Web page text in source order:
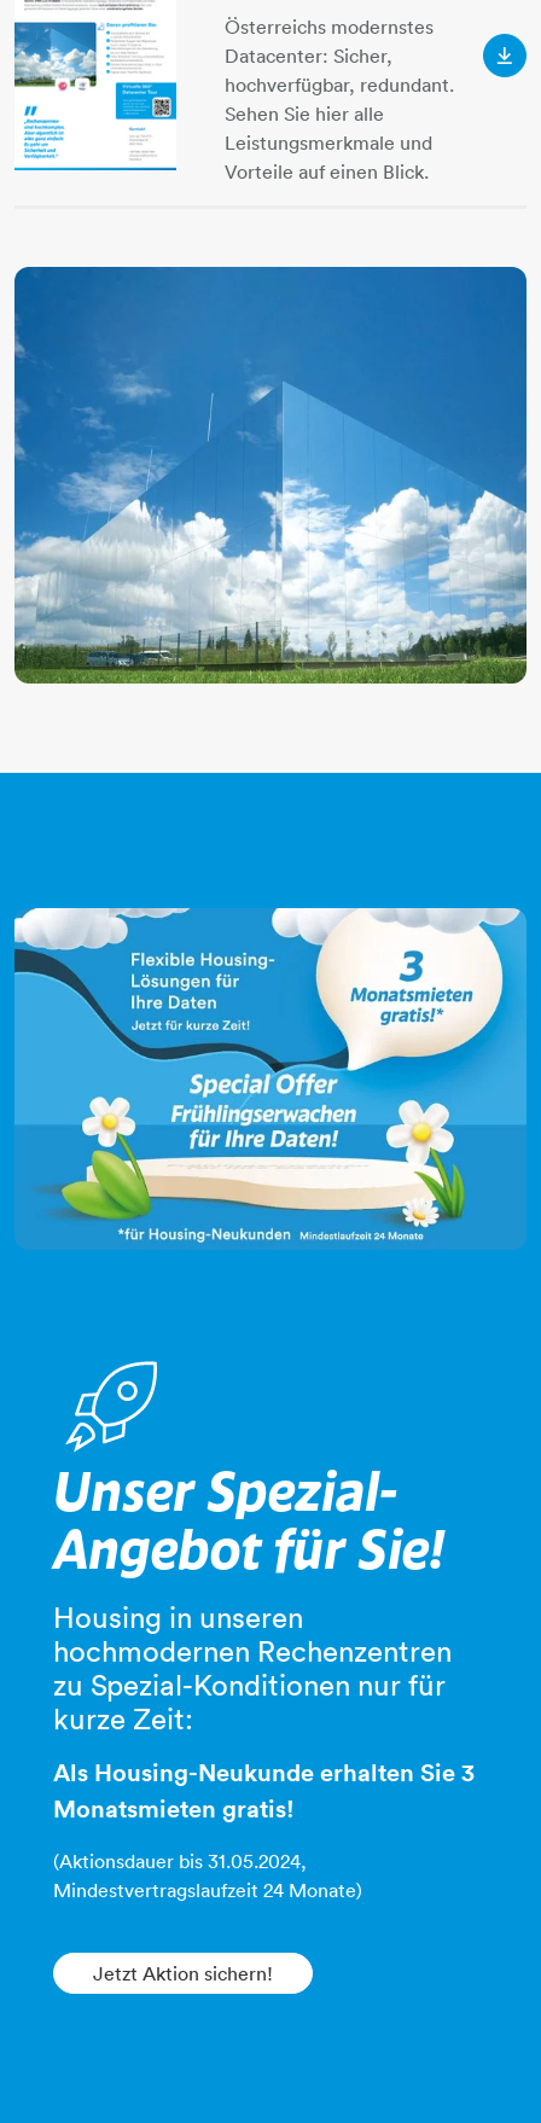
Österreichs modernstes
Datacenter: Sicher,
hochverfügbar, redundant.
Sehen Sie hier alle
Leistungsmerkmale und
Vorteile auf einen Blick.
Unser Spezial-
Angebot für Sie!
Housing in unseren
hochmodernen Rechenzentren
zu Spezial-Konditionen ​​​​​​​nur für
kurze Zeit:
Als Housing-Neukunde erhalten Sie 3
Monatsmieten gratis!
(Aktionsdauer bis 31.05.2024,
Mindestvertragslaufzeit 24 Monate)​​​​​​​​​​​​​​​​​​​​​
Jetzt Aktion sichern!